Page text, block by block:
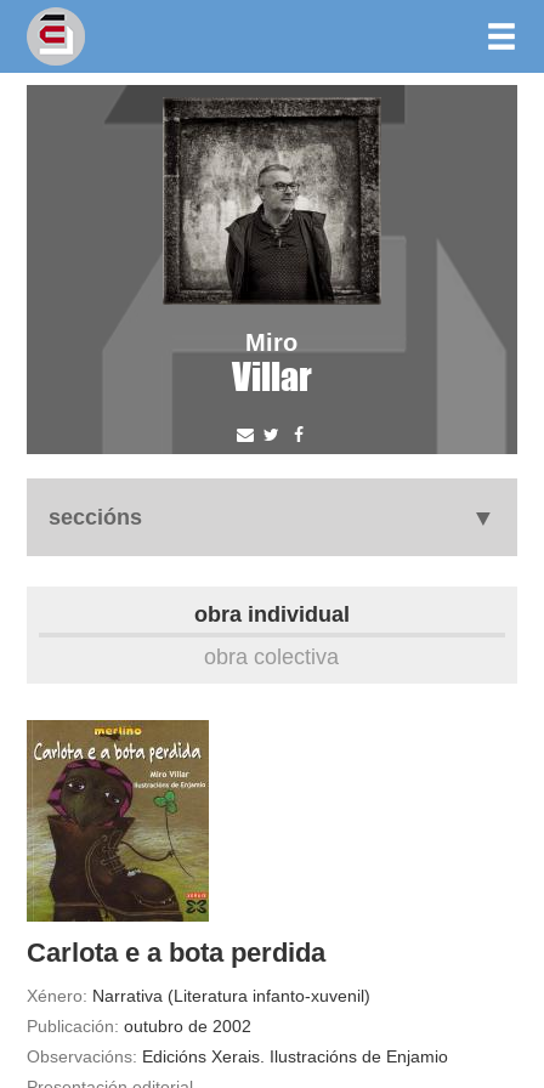
Miro
Villar
seccións
videoteca
materiais didácticos
outros docs
obra individual
obra colectiva
Carlota e a bota perdida
Xénero: Narrativa (Literatura infanto-xuvenil)
Publicación: outubro de 2002
Observacións: Edicións Xerais. Ilustracións de Enjamio